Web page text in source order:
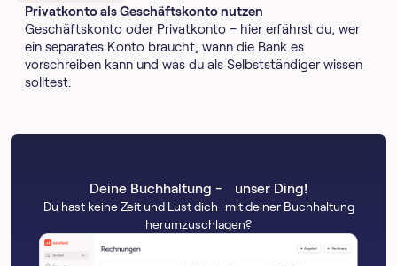
Privatkonto als Geschäftskonto nutzen
Geschäftskonto oder Privatkonto – hier erfährst du, wer
ein separates Konto braucht, wann die Bank es
vorschreiben kann und was du als Selbstständiger wissen
solltest.
Deine Buchhaltung - unser Ding!
Du hast keine Zeit und Lust dich mit deiner Buchhaltung
herumzuschlagen?